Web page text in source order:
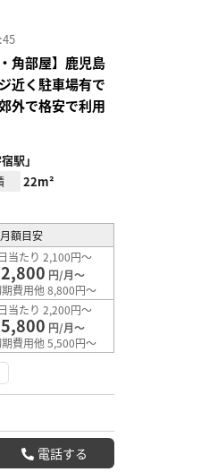
角部屋】鹿児島
近く駐車場有で
外で格安で利用
駅」
22m²
月額目安
当たり 2,100円～
円/月～
費用他 8,800円～
当たり 2,200円～
円/月～
費用他 5,500円～
電話する